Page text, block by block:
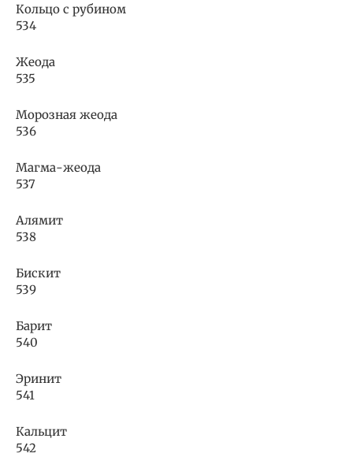
Кольцо с рубином
534
Жеода
535
Морозная жеода
536
Магма-жеода
537
Алямит
538
Бискит
539
Барит
540
Эринит
541
Кальцит
542